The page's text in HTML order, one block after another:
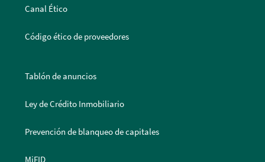
Canal Ético
Código ético de proveedores
Tablón de anuncios
Ley de Crédito Inmobiliario
Prevención de blanqueo de capitales
MiFID